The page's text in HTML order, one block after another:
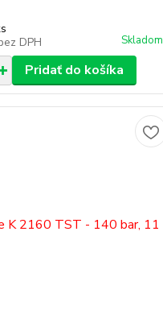
DPH Skladom
Pridať do košíka